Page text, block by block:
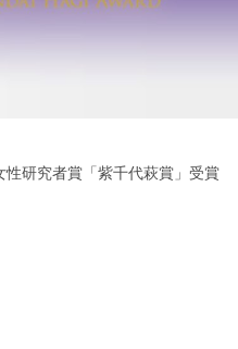
性研究者賞「紫千代萩賞」受賞